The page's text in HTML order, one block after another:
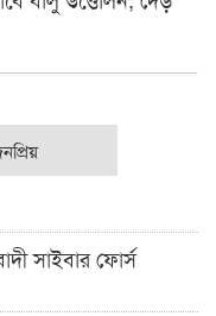
সাইবার ফোর্স